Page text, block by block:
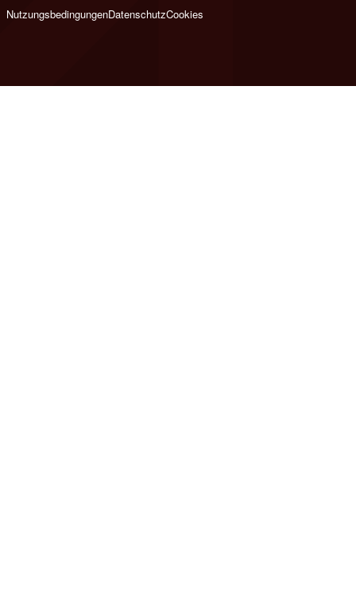
NutzungsbedingungenDatenschutzCookies